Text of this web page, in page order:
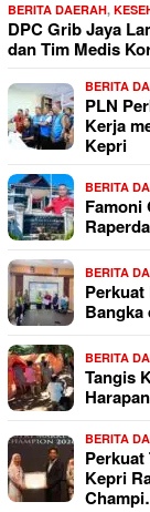
BERITA DAERAH,
DPC Grib Jaya
dan Tim Medis
BERITA
PLN
Kerja
Kepri
BERITA
Famoni
BERITA
Perkuat
Bangka
BERITA
Tangis
BERITA
Perkuat
Kepri